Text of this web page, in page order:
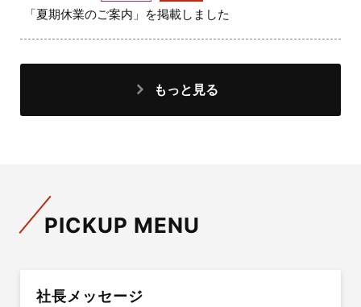
「夏期休業のご案内」を掲載しました
もっと見る
PICKUP MENU
社長メッセージ